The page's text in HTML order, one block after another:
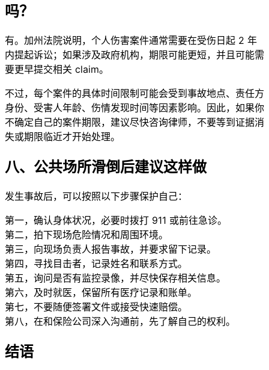
吗？
有。加州法院说明，个人伤害案件通常需要在受伤日起 2 年
内提起诉讼；如果涉及政府机构，期限可能更短，并且可能需
要更早提交相关 claim。
不过，每个案件的具体时间限制可能会受到事故地点、责任方
身份、受害人年龄、伤情发现时间等因素影响。因此，如果你
不确定自己的案件期限，建议尽快咨询律师，不要等到证据消
失或期限临近才开始处理。
八、公共场所滑倒后建议这样做
发生事故后，可以按照以下步骤保护自己：
第一，确认身体状况，必要时拨打 911 或前往急诊。
第二，拍下现场危险情况和周围环境。
第三，向现场负责人报告事故，并要求留下记录。
第四，寻找目击者，记录姓名和联系方式。
第五，询问是否有监控录像，并尽快保存相关信息。
第六，及时就医，保留所有医疗记录和账单。
第七，不要随便签署文件或接受快速赔偿。
第八，在和保险公司深入沟通前，先了解自己的权利。
结语